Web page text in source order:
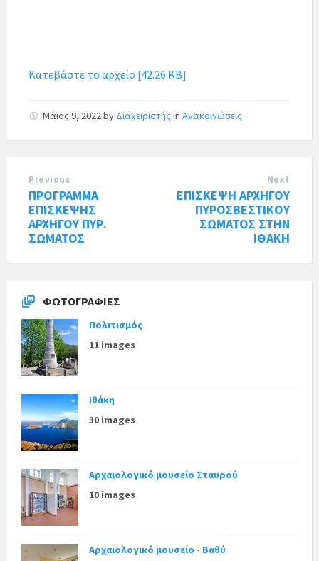
Κατεβάστε το αρχείο [42.26 KB]
Μάιος 9, 2022by Διαχειριστής in Ανακοινώσεις
Previous
ΠΡΟΓΡΑΜΜΑ
ΕΠΙΣΚΕΨΗΣ
ΑΡΧΗΓΟΥ ΠΥΡ.
ΣΩΜΑΤΟΣ
Next
ΕΠΙΣΚΕΨΗ ΑΡΧΗΓΟΥ
ΠΥΡΟΣΒΕΣΤΙΚΟΥ
ΣΩΜΑΤΟΣ ΣΤΗΝ
ΙΘΑΚΗ
ΦΩΤΟΓΡΑΦΊΕΣ
Πολιτισμός
11 images
Ιθάκη
30 images
Αρχαιολογικό μουσείο Σταυρού
10 images
Αρχαιολογικό μουσείο - Βαθύ